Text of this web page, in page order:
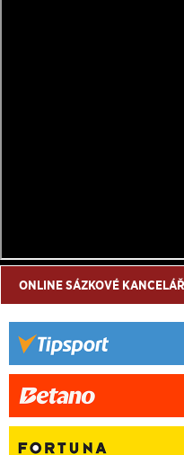
ONLINE SÁZKOVÉ